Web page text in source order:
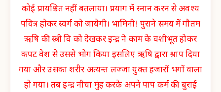
कोई प्रायश्चित नहीं बतलाया। प्रयाग में स्नान करन से अवश्य
पवित्र होकर स्वर्ग को जायेगी। भामिनी! पुराने समय में गौतम
ऋषि की स्त्री वि को देखकर इन्द्र ने काम के वशीभूत होकर
कपट वेश से उससे भोग किया इसलिए ऋषि द्वारा श्राप दिया
गया और उसका शरीर अत्यन्त लज्जा युक्त हजारों भगों वाला
हो गया। तब इन्द्र नीचा मुंह करके अपने पाप कर्म की बुराई